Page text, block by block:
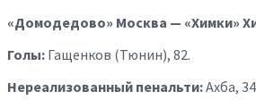
«Домодедово» Москва — «Химки»
Голы: Гащенков (Тюнин), 82.
Нереализованный пенальти:Ахба,